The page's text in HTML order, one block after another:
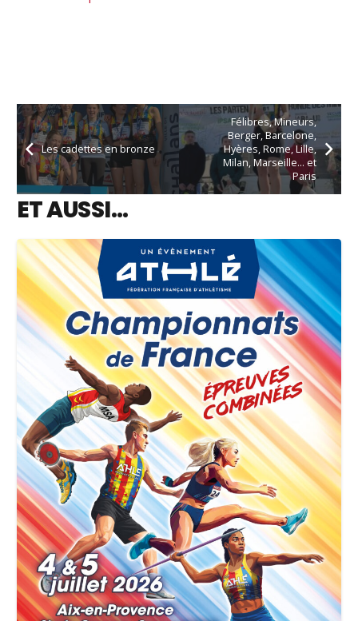
Les cadettes en bronze
Félibres, Mineurs,
Berger, Barcelone,
Hyères, Rome, Lille,
Milan, Marseille… et
Paris
ET AUSSI…